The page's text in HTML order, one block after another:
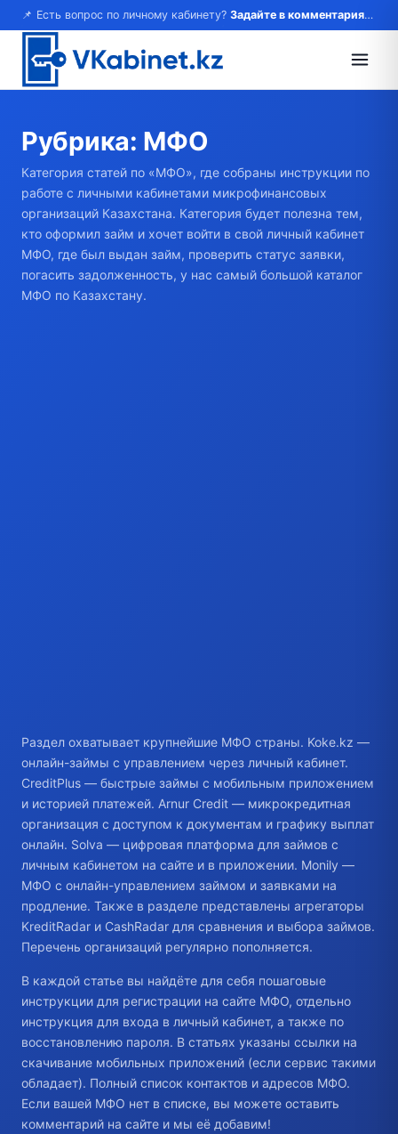
📌 Есть вопрос по личному кабинету? Задайте в комментариях — ответим!
Рубрика: МФО
Категория статей по «МФО», где собраны инструкции по
работе с личными кабинетами микрофинансовых
организаций Казахстана. Категория будет полезна тем,
кто оформил займ и хочет войти в свой личный кабинет
МФО, где был выдан займ, проверить статус заявки,
погасить задолженность, у нас самый большой каталог
МФО по Казахстану.
Раздел охватывает крупнейшие МФО страны. Koke.kz —
онлайн-займы с управлением через личный кабинет.
CreditPlus — быстрые займы с мобильным приложением
и историей платежей. Arnur Credit — микрокредитная
организация с доступом к документам и графику выплат
онлайн. Solva — цифровая платформа для займов с
личным кабинетом на сайте и в приложении. Monily —
МФО с онлайн-управлением займом и заявками на
продление. Также в разделе представлены агрегаторы
KreditRadar и CashRadar для сравнения и выбора займов.
Перечень организаций регулярно пополняется.
В каждой статье вы найдёте для себя пошаговые
инструкции для регистрации на сайте МФО, отдельно
инструкция для входа в личный кабинет, а также по
восстановлению пароля. В статьях указаны ссылки на
скачивание мобильных приложений (если сервис такими
обладает). Полный список контактов и адресов МФО.
Если вашей МФО нет в списке, вы можете оставить
комментарий на сайте и мы её добавим!